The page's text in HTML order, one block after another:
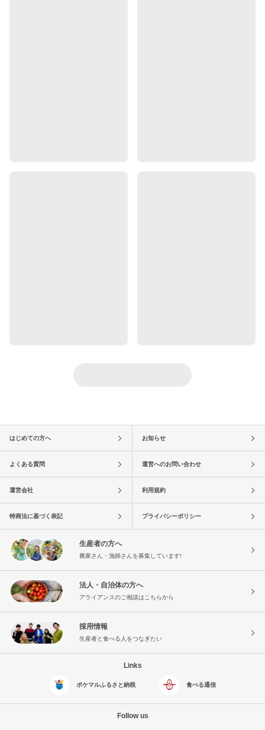
はじめての方へ お知らせ
よくある質問 運営へのお問い合わせ
運営会社 利用規約
特商法に基づく表記 プライバシーポリシー
生産者の方へ
農家さん・漁師さんを募集しています!
法人・自治体の方へ
アライアンスのご相談はこちらから
採用情報
生産者と食べる人をつなぎたい
Links
ポケマルふるさと納税 食べる通信
Follow us